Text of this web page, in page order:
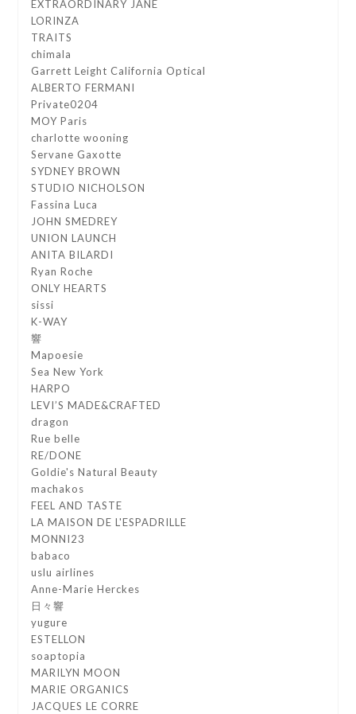
EXTRAORDINARY JANE
LORINZA
TRAITS
chimala
Garrett Leight California Optical
ALBERTO FERMANI
Private0204
MOY Paris
charlotte wooning
Servane Gaxotte
SYDNEY BROWN
STUDIO NICHOLSON
Fassina Luca
JOHN SMEDREY
UNION LAUNCH
ANITA BILARDI
Ryan Roche
ONLY HEARTS
sissi
K-WAY
響
Mapoesie
Sea New York
HARPO
LEVI’S MADE&CRAFTED
dragon
Rue belle
RE/DONE
Goldie's Natural Beauty
machakos
FEEL AND TASTE
LA MAISON DE L'ESPADRILLE
MONNI23
babaco
uslu airlines
Anne-Marie Herckes
日々響
yugure
ESTELLON
soaptopia
MARILYN MOON
MARIE ORGANICS
JACQUES LE CORRE